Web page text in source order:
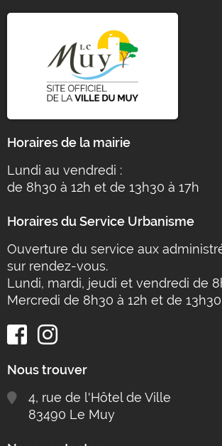
Horaires de la mairie
Lundi au vendredi :
de 8h30 à 12h et de 13h30 à 17h
Horaires du Service Urbanisme
Ouverture du service aux
sur rendez-vous.
Lundi, mardi, jeudi et vendredi de
Mercredi de 8h30 à 12h et de
Nous trouver
4, rue de l'Hôtel de Ville
83490 Le Muy